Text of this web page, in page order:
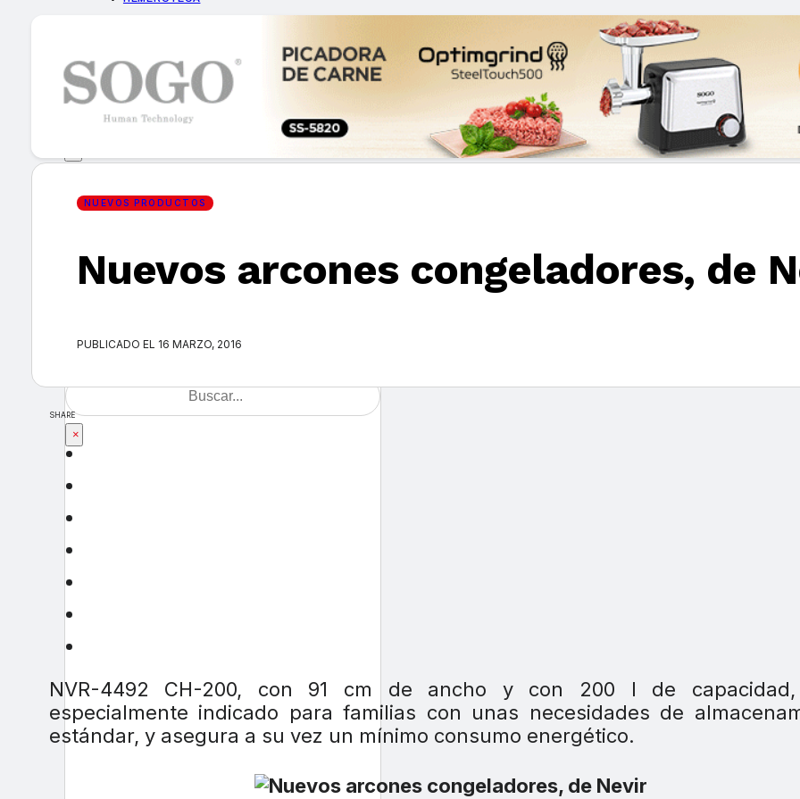
GUÍA DE COMPRA
NUEVOS PRODUCTOS
CONSEJOS TECH
MERCADOS Y TENDENCIAS
HEMEROTECA
×
NUEVOS PRODUCTOS
Nuevos arcones congeladores, de
PUBLICADO EL 16 MARZO, 2016
SHARE
NVR-4492 CH-200, con 91 cm de ancho y con 200 l de
especialmente indicado para familias con unas necesidades de
estándar, y asegura a su vez un mínimo consumo energético.